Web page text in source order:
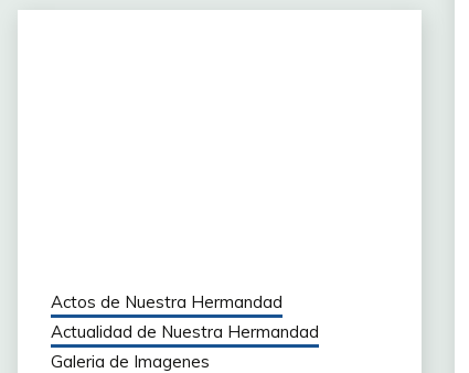
Actos de Nuestra Hermandad
Actualidad de Nuestra Hermandad
Galeria de Imagenes